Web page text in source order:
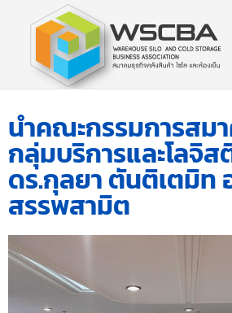
นำคณะกรรมการสม
กลุ่มบริการและโลจิ
ดร.กุลยา ตันติเตมิท
สรรพสามิต